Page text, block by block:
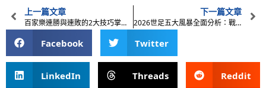
上一篇文章
百家樂連勝與連敗的2大技巧掌握 讓你暢玩享受樂趣
下一篇文章
2026世足五大風暴全面分析：戰爭、簽證、治安與票價亂象一次看！
Facebook Twitter
LinkedIn Threads Reddit